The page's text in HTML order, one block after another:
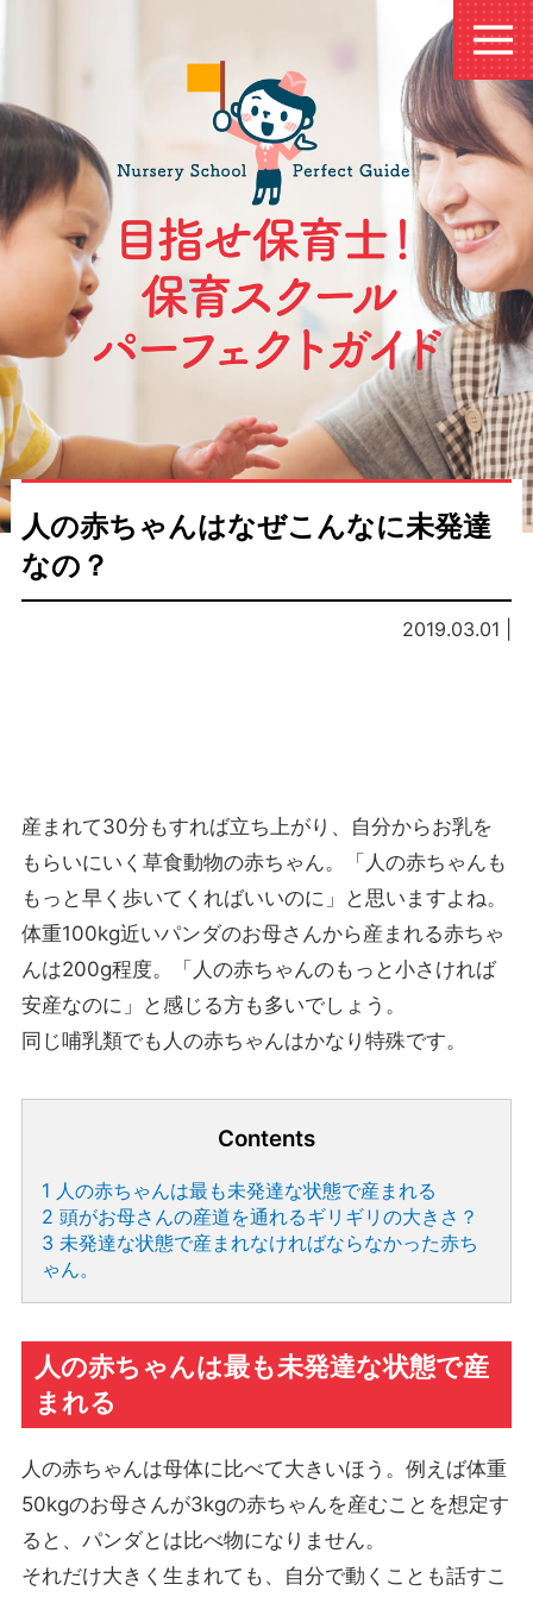
人の赤ちゃんはなぜこんなに未発達
なの？
2019.03.01 |
産まれて30分もすれば立ち上がり、自分からお乳を
もらいにいく草食動物の赤ちゃん。「人の赤ちゃんも
もっと早く歩いてくればいいのに」と思いますよね。
体重100kg近いパンダのお母さんから産まれる赤ちゃ
んは200g程度。「人の赤ちゃんのもっと小さければ
安産なのに」と感じる方も多いでしょう。
同じ哺乳類でも人の赤ちゃんはかなり特殊です。
Contents
1 人の赤ちゃんは最も未発達な状態で産まれる
2 頭がお母さんの産道を通れるギリギリの大きさ？
3 未発達な状態で産まれなければならなかった赤ち
ゃん。
人の赤ちゃんは最も未発達な状態で産
まれる
人の赤ちゃんは母体に比べて大きいほう。例えば体重
50kgのお母さんが3kgの赤ちゃんを産むことを想定す
ると、パンダとは比べ物になりません。
それだけ大きく生まれても、自分で動くことも話すこ